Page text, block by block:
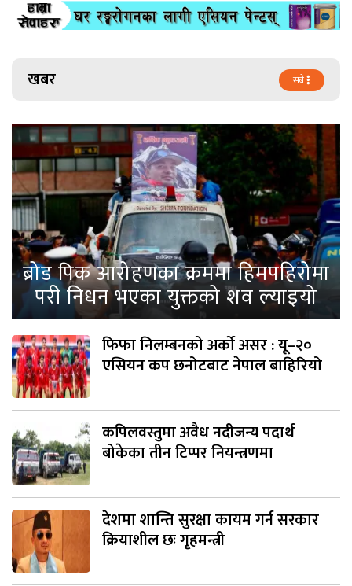
खबर सबै
ब्रोड पिक आरोहणका क्रममा हिमपहिरोमा
परी निधन भएका युक्तको शव ल्याइयो
फिफा निलम्बनको अर्को असर : यू–२०
एसियन कप छनोटबाट नेपाल बाहिरियो
कपिलवस्तुमा अवैध नदीजन्य पदार्थ
बोकेका तीन टिप्पर नियन्त्रणमा
देशमा शान्ति सुरक्षा कायम गर्न सरकार
क्रियाशील छः गृहमन्त्री